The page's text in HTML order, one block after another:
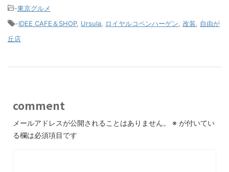
-東京グルメ
-IDEE CAFE＆SHOP, Ursula ロイヤルコペンハーゲン 改装
自由が
丘店
comment
メールアドレスが公開されることはありません。 ※ が付いてい
る欄は必須項目です